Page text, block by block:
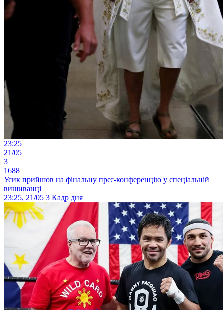
23:25
21/05
3
1688
Усик прийшов на фінальну прес-конференцію у спеціальній
вишиванці
23:25, 21/05 3 Кадр дня